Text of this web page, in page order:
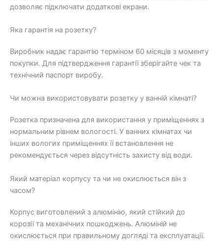
дозволяє підключати додаткові екрани.
Яка гарантія на розетку?
Виробник надає гарантію терміном 60 місяців з моменту
покупки. Для підтвердження гарантії зберігайте чек та
технічний паспорт виробу.
Чи можна використовувати розетку у ванній кімнаті?
Розетка призначена для використання у приміщеннях з
нормальним рівнем вологості. У ванних кімнатах чи
інших вологих приміщеннях її встановлення не
рекомендується через відсутність захисту від води.
Який матеріал корпусу та чи не окислюється він з
часом?
Корпус виготовлений з алюмінію, який стійкий до
корозії та механічних пошкоджень. Алюміній не
окислюється при правильному догляді та експлуатації.